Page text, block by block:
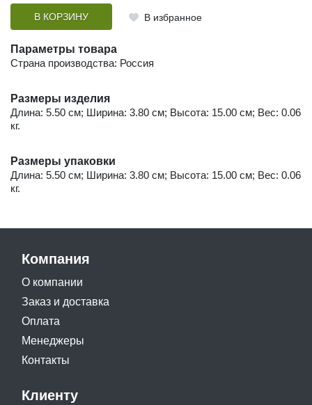
В КОРЗИНУ В избранное
Параметры товара
Страна производства: Россия
Размеры изделия
Длина: 5.50 см; Ширина: 3.80 см; Высота: 15.00 см; Вес: 0.06
кг.
Размеры упаковки
Длина: 5.50 см; Ширина: 3.80 см; Высота: 15.00 см; Вес: 0.06
кг.
Компания
О компании
Заказ и доставка
Оплата
Менеджеры
Контакты
Клиенту